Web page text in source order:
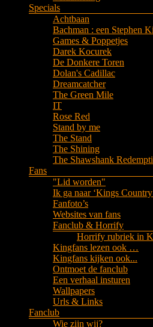
Specials
Achtbaan
Bachman : een Stephen
Games & Poppetjes
Darek Kocurek
De Donkere Toren
Dolan's Cadillac
Dreamcatcher
The Green Mile
IT
Rose Red
Stand by me
The Stand
The Shining
The Shawshank
Fans
"Lid worden"
Ik ga naar ‘Kings
Fanfoto’s
Websites van fans
Fanclub & Horrify
Horrify rubriek in
Kingfans lezen ook …
Kingfans kijken ook...
Ontmoet de fanclub
Een verhaal insturen
Wallpapers
Urls & Links
Fanclub
Wie zijn wij?